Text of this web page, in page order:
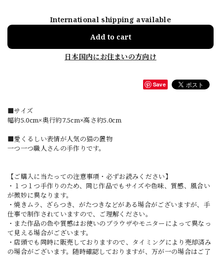
International shipping available
Add to cart
日本国内にお住まいの方向け
Save
■サイズ
幅約5.0cm×奥行約7.5cm×高さ約5.0cm
■愛くるしい表情が人気の猫の置物
一つ一つ職人さんの手作りです。
【ご購入に当たっての注意事項・必ずお読みください】
・１つ１つ手作りのため、同じ作品でもサイズや色味、質感、風合い
が微妙に異なります。
・焼きムラ、ざらつき、がたつきなどがある場合がございますが、手
仕事で制作されていますので、ご理解ください。
・また作品の色や質感はお使いのブラウザやモニターによって異なっ
て見える場合がございます。
・店頭でも同時に販売しておりますので、タイミングにより売却済み
の場合がございます。随時確認しておりますが、万が一の場合はご了